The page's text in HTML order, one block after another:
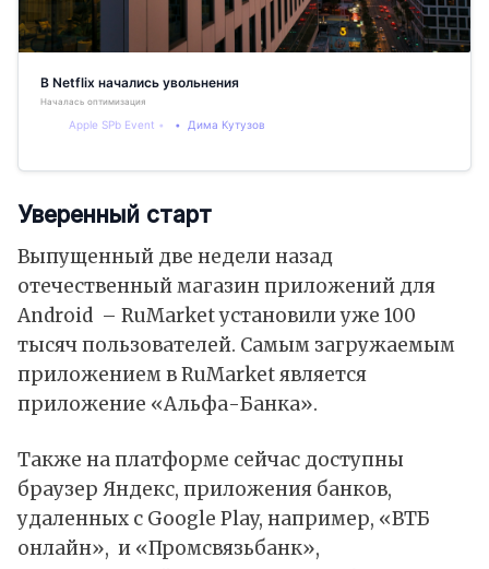
В Netflix начались увольнения
Началась оптимизация
Apple SPb Event Дима Кутузов
Уверенный старт
Выпущенный две недели назад
отечественный магазин приложений для
Android – RuMarket установили уже 100
тысяч пользователей. Самым загружаемым
приложением в RuMarket является
приложение «Альфа-Банка».
Также на платформе сейчас доступны
браузер Яндекс, приложения банков,
удаленных с Google Play, например, «ВТБ
онлайн», и «Промсвязьбанк»,